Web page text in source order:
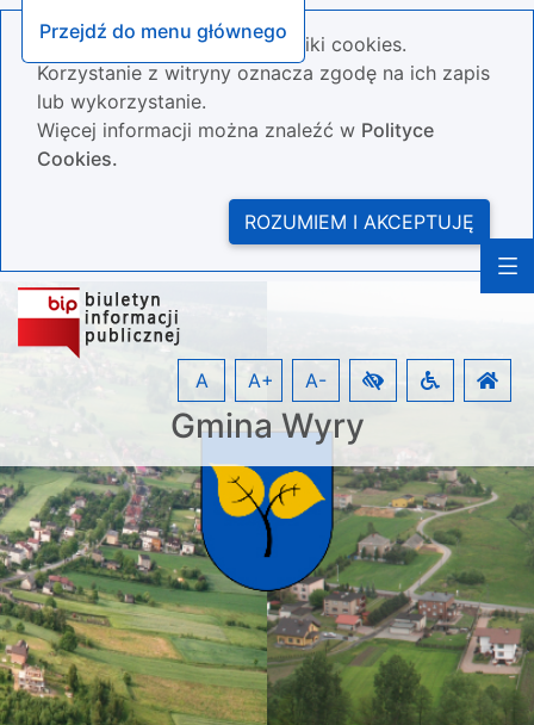
Przejdź do menu głównego
Nasza strona wykorzystuje pliki cookies.
Korzystanie z witryny oznacza zgodę na ich zapis
lub wykorzystanie.
Więcej informacji można znaleźć w Polityce
Cookies.
ROZUMIEM I AKCEPTUJĘ
Gmina Wyry
A A+ A-